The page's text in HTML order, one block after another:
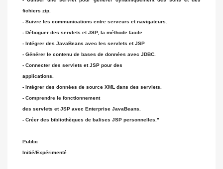
fichiers zip.
- Suivre les communications entre serveurs et navigateurs.
- Déboguer des servlets et JSP, la méthode facile
- Intégrer des JavaBeans avec les servlets et JSP
- Générer le contenu de bases de données avec JDBC.
- Connecter des servlets et JSP pour des
applications.
- Intégrer des données de source XML dans des servlets.
- Comprendre le fonctionnement
des servlets et JSP avec Enterprise JavaBeans.
- Créer des bibliothèques de balises JSP personnelles."
Public
Initié/Expérimenté